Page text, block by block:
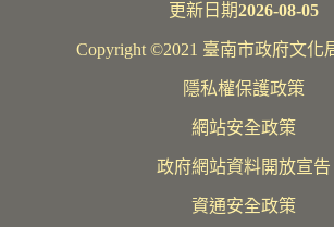
更新日期2026-08-05
Copyright ©2021 臺南市政府文化
隱私權保護政策
網站安全政策
政府網站資料開放宣告
資通安全政策